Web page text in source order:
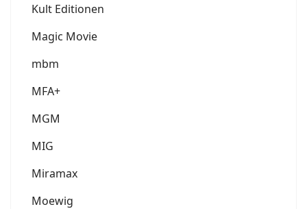
Kult Editionen
Magic Movie
mbm
MFA+
MGM
MIG
Miramax
Moewig